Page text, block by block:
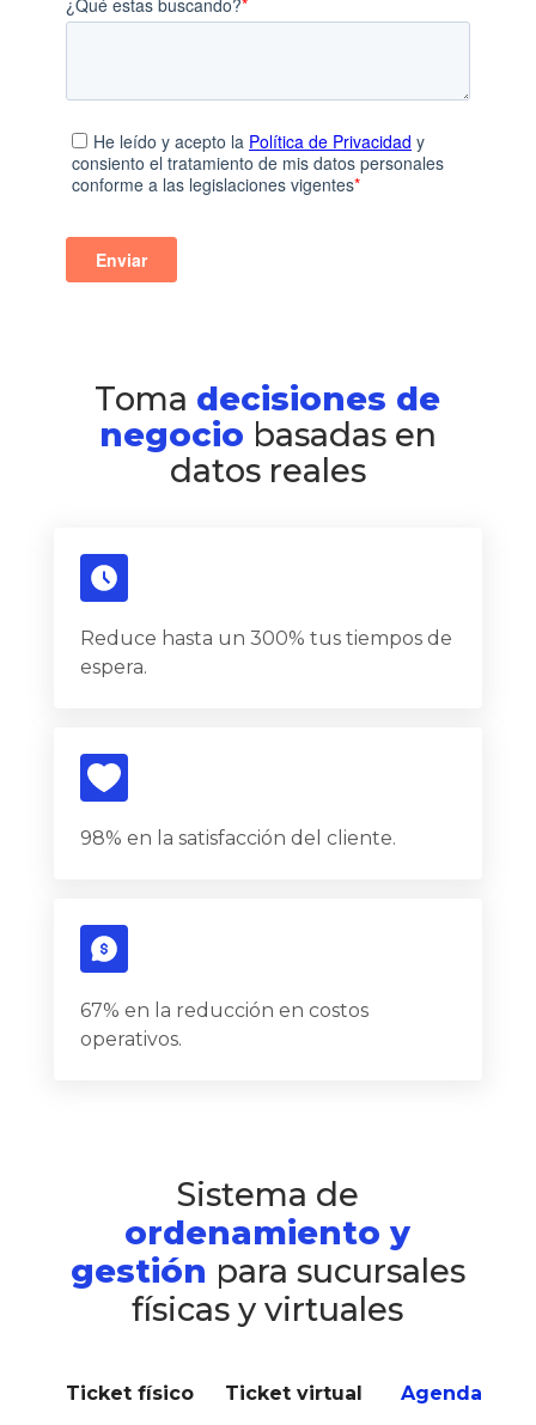
Toma decisiones de
negocio basadas en
datos reales
Reduce hasta un 300% tus tiempos de
espera.
98% en la satisfacción del cliente.
67% en la reducción en costos
operativos.
Sistema de
ordenamiento y
gestión para sucursales
físicas y virtuales
Ticket físico Ticket virtual